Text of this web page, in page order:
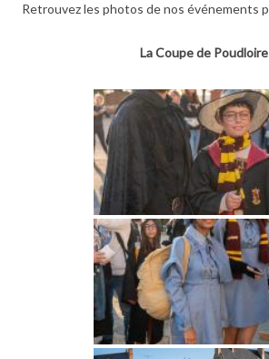
Retrouvez les photos de nos événements
La Coupe de Poudloire